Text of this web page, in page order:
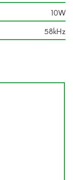
10W
58kHz